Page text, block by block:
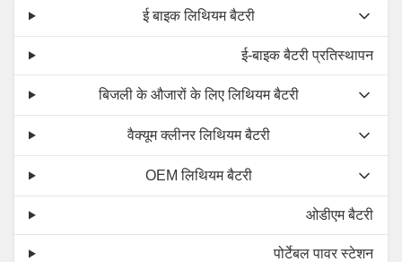
ई बाइक लिथियम बैटरी
ई-बाइक बैटरी प्रतिस्थापन
बिजली के औजारों के लिए लिथियम बैटरी
वैक्यूम क्लीनर लिथियम बैटरी
OEM लिथियम बैटरी
ओडीएम बैटरी
पोर्टेबल पावर स्टेशन